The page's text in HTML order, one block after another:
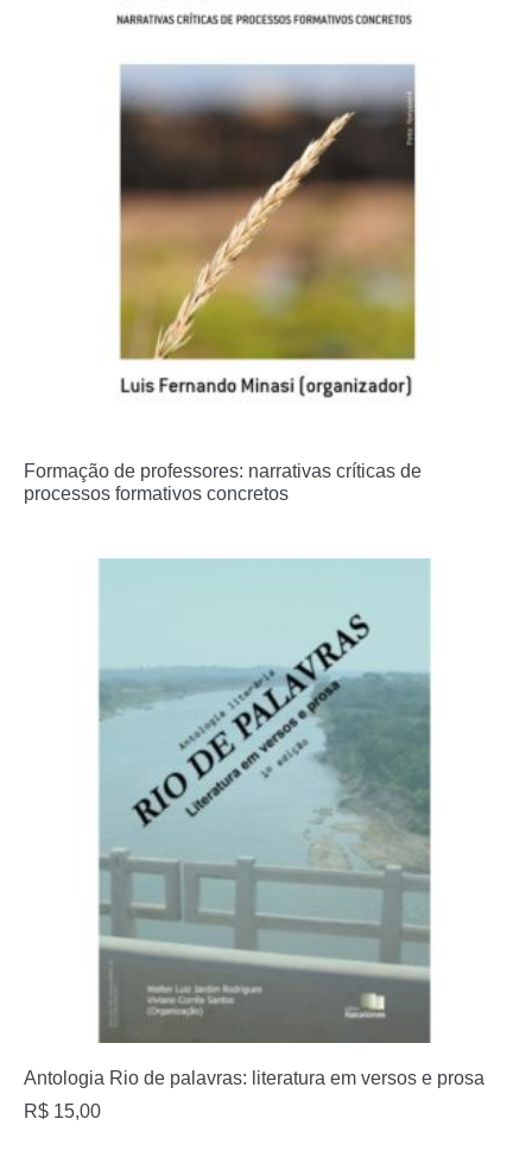
Formação de professores: narrativas críticas de
processos formativos concretos
Antologia Rio de palavras: literatura em versos e prosa
R$ 15,00